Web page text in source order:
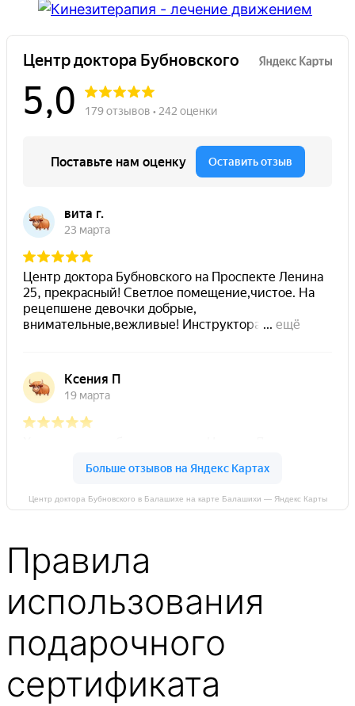
Центр доктора Бубновского в Балашихе на карте Балашихи — Яндекс Карты
Правила
использования
подарочного
сертификата